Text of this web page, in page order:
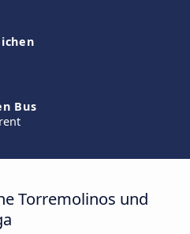
Bus
Torremolinos und